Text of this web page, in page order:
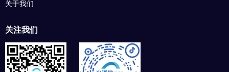
关于我们
关注我们